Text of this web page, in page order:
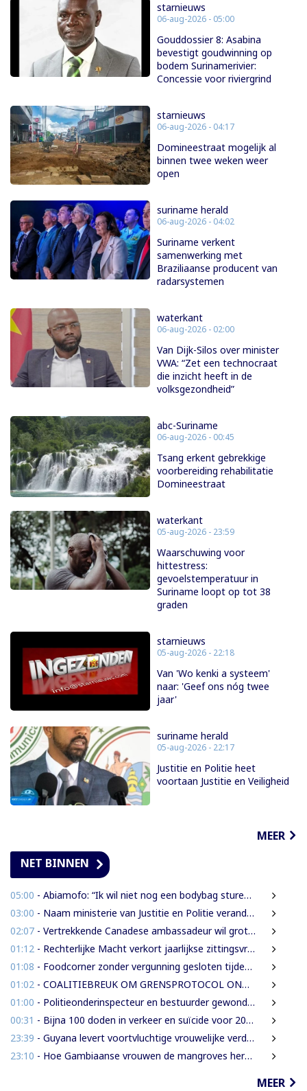
starnieuws
06-aug-2026 - 05:00
Gouddossier 8: Asabina
bevestigt goudwinning op
bodem Surinamerivier:
Concessie voor riviergrind
starnieuws
06-aug-2026 - 04:17
Domineestraat mogelijk al
binnen twee weken weer
open
suriname herald
06-aug-2026 - 04:02
Suriname verkent
samenwerking met
Braziliaanse producent van
radarsystemen
waterkant
06-aug-2026 - 02:00
Van Dijk-Silos over minister
VWA: “Zet een technocraat
die inzicht heeft in de
volksgezondheid”
abc-Suriname
06-aug-2026 - 00:45
Tsang erkent gebrekkige
voorbereiding rehabilitatie
Domineestraat
waterkant
05-aug-2026 - 23:59
Waarschuwing voor
hittestress:
gevoelstemperatuur in
Suriname loopt op tot 38
graden
starnieuws
05-aug-2026 - 22:18
Van 'Wo kenki a systeem'
naar: 'Geef ons nóg twee
jaar'
suriname herald
05-aug-2026 - 22:17
Justitie en Politie heet
voortaan Justitie en Veiligheid
MEER
NET BINNEN
05:00 - Abiamofo: “Ik wil niet nog een bodybag sturen naar dat gebied”
03:00 - Naam ministerie van Justitie en Politie verandert naar Justitie en Veiligheid
02:07 - Vertrekkende Canadese ambassadeur wil grotere rol voor Canada in Suriname
01:12 - Rechterlijke Macht verkort jaarlijkse zittingsvrije periode naar één maand
01:08 - Foodcorner zonder vergunning gesloten tijdens derde dag integrale controles
01:02 - COALITIEBREUK OM GRENSPROTOCOL ONWAARSCHIJNLIJK
01:00 - Politieonderinspecteur en bestuurder gewond nadat auto over de kop slaat
00:31 - Bijna 100 doden in verkeer en suïcide voor 2026 is veel te veel’, zegt Lau
23:39 - Guyana levert voortvluchtige vrouwelijke verdachte in mensenhandel uit aan Suriname
23:10 - Hoe Gambiaanse vrouwen de mangroves herstellen die Banjul beschermen
MEER